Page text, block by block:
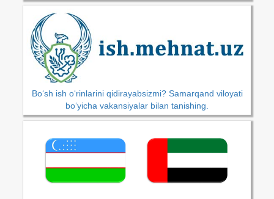
Bo‘sh ish o‘rinlarini qidirayabsizmi? Samarqand viloyati
bo‘yicha vakansiyalar bilan tanishing.